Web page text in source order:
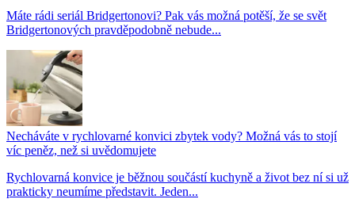
Máte rádi seriál Bridgertonovi? Pak vás možná potěší, že se svět
Bridgertonových pravděpodobně nebude...
Necháváte v rychlovarné konvici zbytek vody? Možná vás to stojí
víc peněz, než si uvědomujete
Rychlovarná konvice je běžnou součástí kuchyně a život bez ní si už
prakticky neumíme představit. Jeden...